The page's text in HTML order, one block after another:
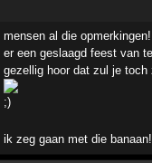
mensen al die
er een geslaagd feest van
gezellig hoor dat zul je
ik zeg gaan met die